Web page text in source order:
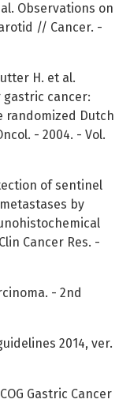
al. Observations on
// Cancer. -
H. et al.
cancer:
randomized Dutch
- 2004. - Vol.
of sentinel
by
Cancer Res. -
- 2nd
2014, ver.
Gastric Cancer